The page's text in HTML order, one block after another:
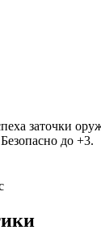
заточки
до +3.